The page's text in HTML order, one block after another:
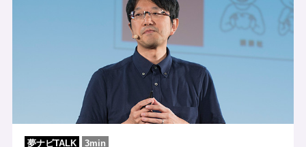
夢ナビTALK 3min